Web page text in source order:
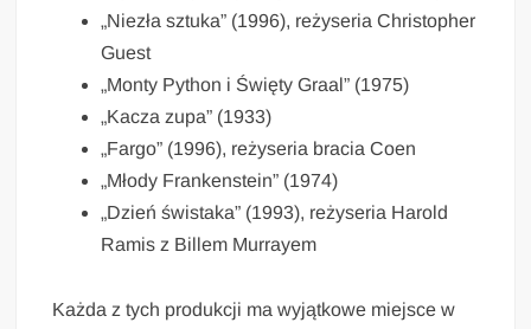
„Niezła sztuka” (1996), reżyseria Christopher
Guest
„Monty Python i Święty Graal” (1975)
„Kacza zupa” (1933)
„Fargo” (1996), reżyseria bracia Coen
„Młody Frankenstein” (1974)
„Dzień świstaka” (1993), reżyseria Harold
Ramis z Billem Murrayem
Każda z tych produkcji ma wyjątkowe miejsce w